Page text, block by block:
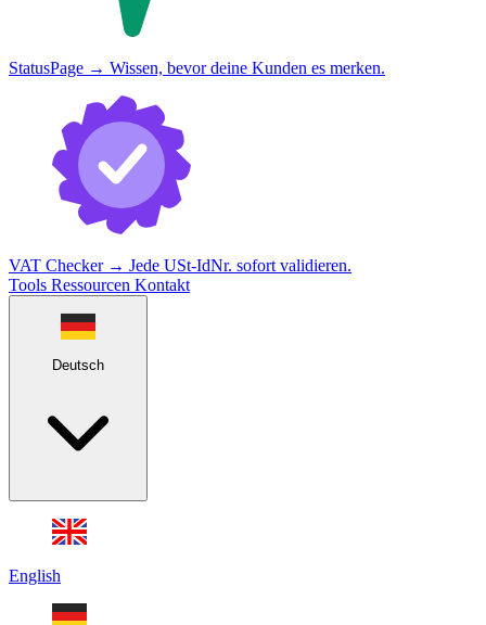
StatusPage → Wissen, bevor deine Kunden es merken.
VAT Checker → Jede USt-IdNr. sofort validieren.
Tools Ressourcen Kontakt
Deutsch
English